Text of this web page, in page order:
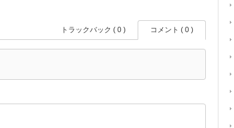
トラックバック ( 0 ) コメント ( 0 )